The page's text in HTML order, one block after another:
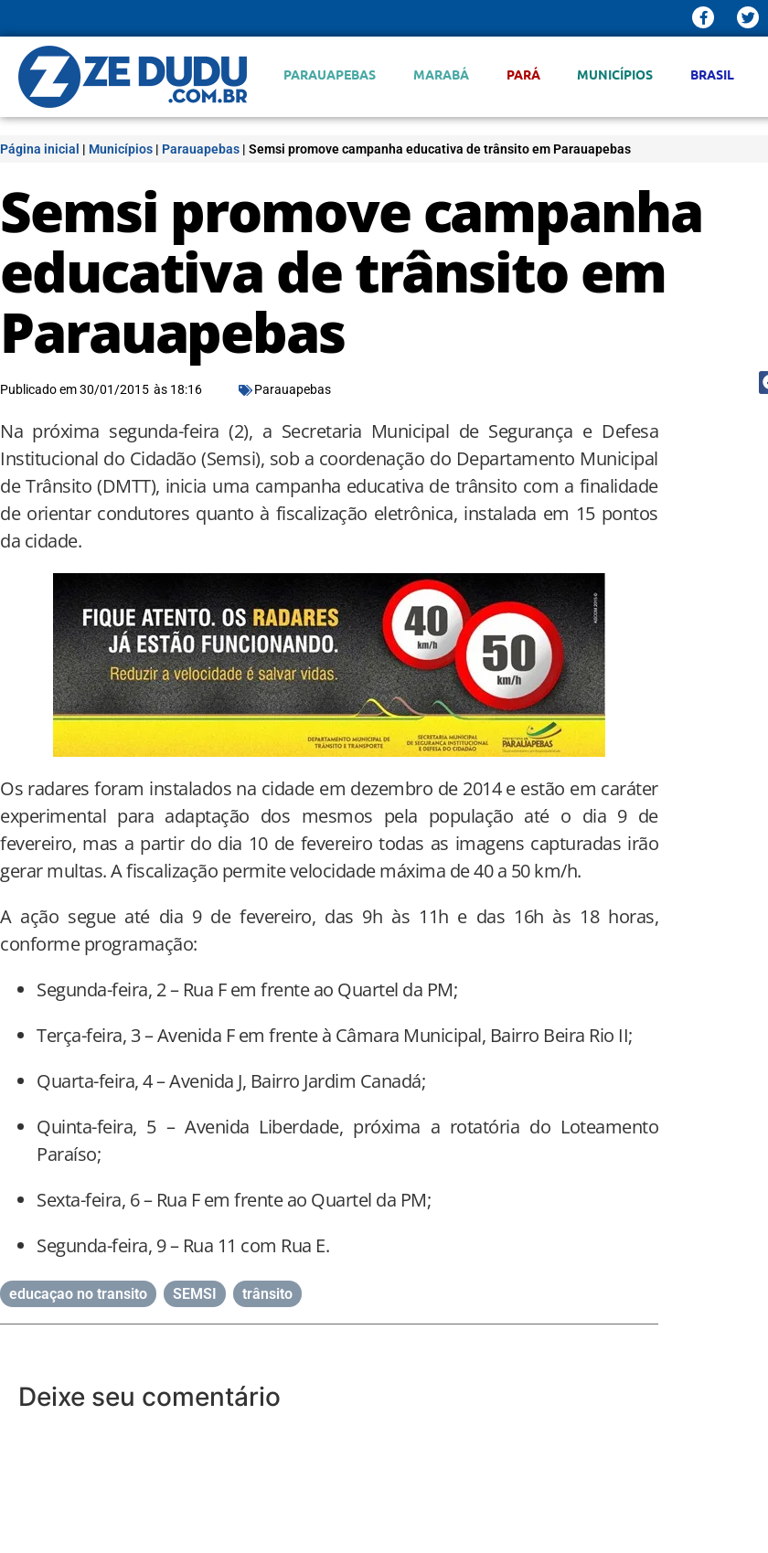
PARAUAPEBAS MARABÁ PARÁ MUNICÍPIOS BRASIL
Página inicial | Municípios | Parauapebas | Semsi promove campanha educativa de trânsito em Parauapebas
Semsi promove campanha
educativa de trânsito em
Parauapebas
Publicado em30/01/2015 às 18:16 Parauapebas
Na próxima segunda-feira (2), a Secretaria Municipal de Segurança e Defesa
Institucional do Cidadão (Semsi), sob a coordenação do Departamento Municipal
de Trânsito (DMTT), inicia uma campanha educativa de trânsito com a finalidade
de orientar condutores quanto à fiscalização eletrônica, instalada em 15 pontos
da cidade.
Os radares foram instalados na cidade em dezembro de 2014 e estão em caráter
experimental para adaptação dos mesmos pela população até o dia 9 de
fevereiro, mas a partir do dia 10 de fevereiro todas as imagens capturadas irão
gerar multas. A fiscalização permite velocidade máxima de 40 a 50 km/h.
A ação segue até dia 9 de fevereiro, das 9h às 11h e das 16h às 18 horas,
conforme programação:
Segunda-feira, 2 – Rua F em frente ao Quartel da PM;
Terça-feira, 3 – Avenida F em frente à Câmara Municipal, Bairro Beira Rio II;
Quarta-feira, 4 – Avenida J, Bairro Jardim Canadá;
Quinta-feira, 5 – Avenida Liberdade, próxima a rotatória do Loteamento
Paraíso;
Sexta-feira, 6 – Rua F em frente ao Quartel da PM;
Segunda-feira, 9 – Rua 11 com Rua E.
educaçao no transito SEMSI trânsito
Deixe seu comentário